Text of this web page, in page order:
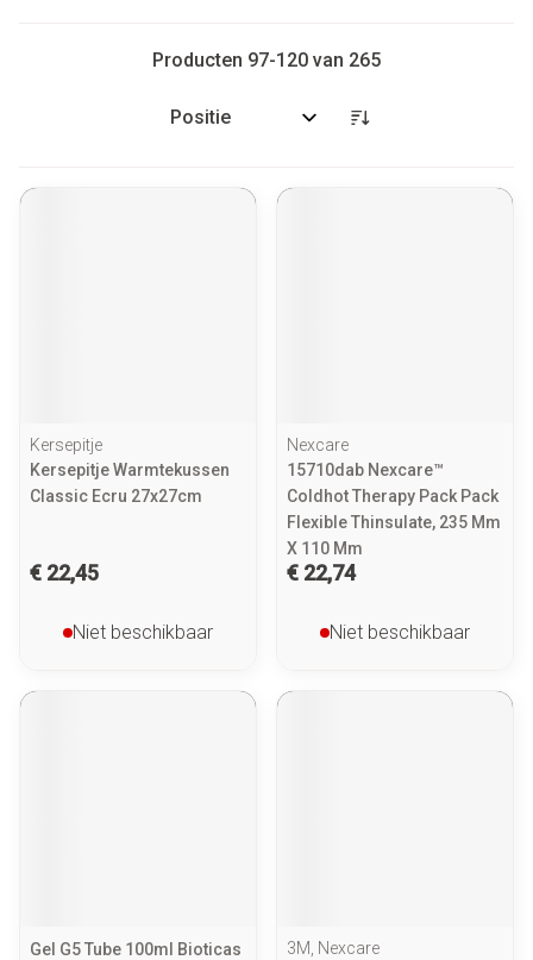
Producten 97-120 van 265
Sorteer op:
Kersepitje
Kersepitje Warmtekussen
Classic Ecru 27x27cm
€ 22,45
Niet beschikbaar
Nexcare
15710dab Nexcare™
Coldhot Therapy Pack Pack
Flexible Thinsulate, 235 Mm
X 110 Mm
€ 22,74
Niet beschikbaar
Gel G5 Tube 100ml Bioticas
3M, Nexcare